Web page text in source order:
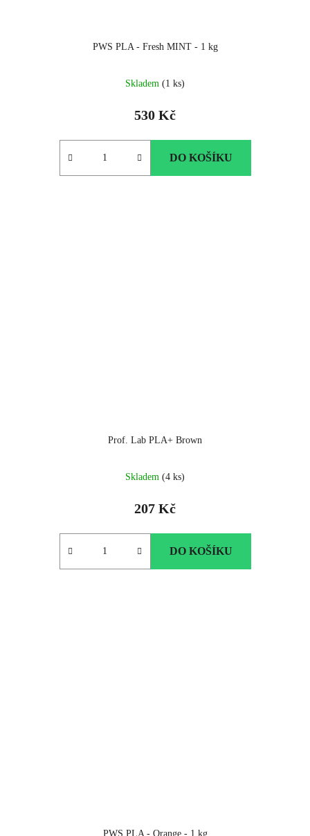
PWS PLA - Fresh MINT - 1 kg
Skladem (1 ks)
530 Kč
DO KOŠÍKU
Prof. Lab PLA+ Brown
Skladem (4 ks)
207 Kč
DO KOŠÍKU
PWS PLA - Orange - 1 kg